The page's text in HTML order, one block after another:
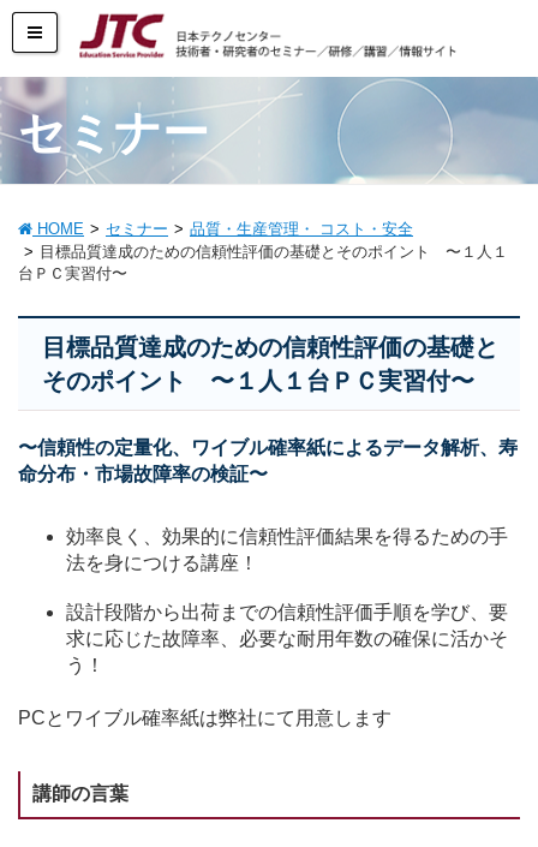
セミナー
HOME セミナー
品質・生産管理・ コスト・安全
目標品質達成のための信頼性評価の基礎とそのポイント 〜１人１
台ＰＣ実習付〜
目標品質達成のための信頼性評価の基礎と
そのポイント 〜１人１台ＰＣ実習付〜
〜信頼性の定量化、ワイブル確率紙によるデータ解析、寿
命分布・市場故障率の検証〜
効率良く、効果的に信頼性評価結果を得るための手
法を身につける講座！
設計段階から出荷までの信頼性評価手順を学び、要
求に応じた故障率、必要な耐用年数の確保に活かそ
う！
PCとワイブル確率紙は弊社にて用意します
講師の言葉